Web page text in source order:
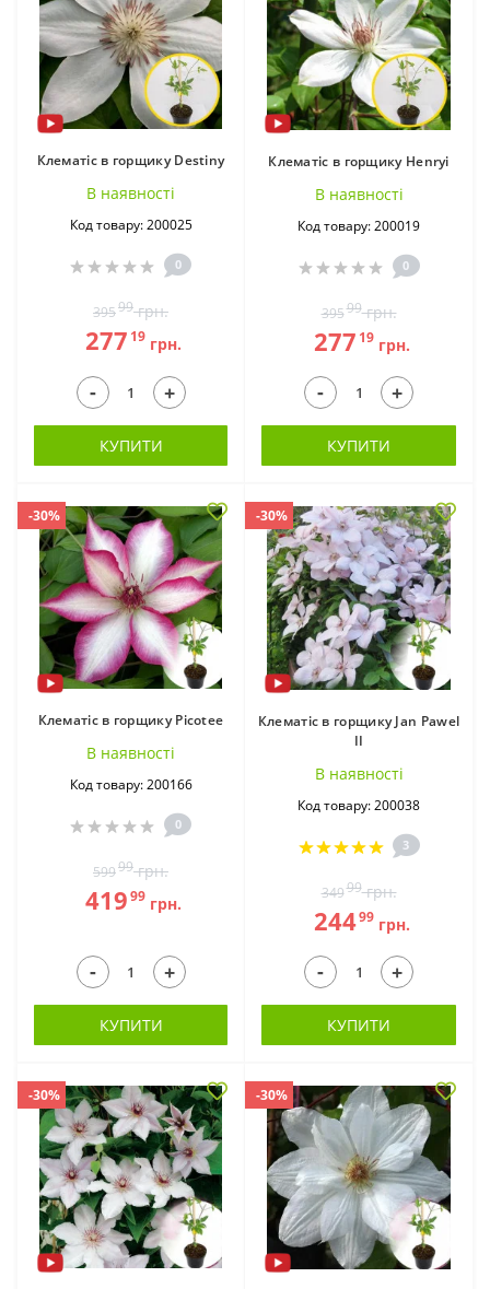
Клематіс в горщику Destiny
В наявностi
Код товару: 200025
0
39599грн.
277 19 грн.
- +
КУПИТИ
Клематіс в горщику Henryi
В наявностi
Код товару: 200019
0
39599грн.
277 19грн.
- +
КУПИТИ
-30%
Клематіс в горщику Picotee
В наявностi
Код товару: 200166
0
59999грн.
41999 грн.
- +
КУПИТИ
-30%
Клематіс в горщику Jan Pawel
II
В наявностi
Код товару: 200038
3
34999грн.
24499грн.
- +
КУПИТИ
-30% -30%